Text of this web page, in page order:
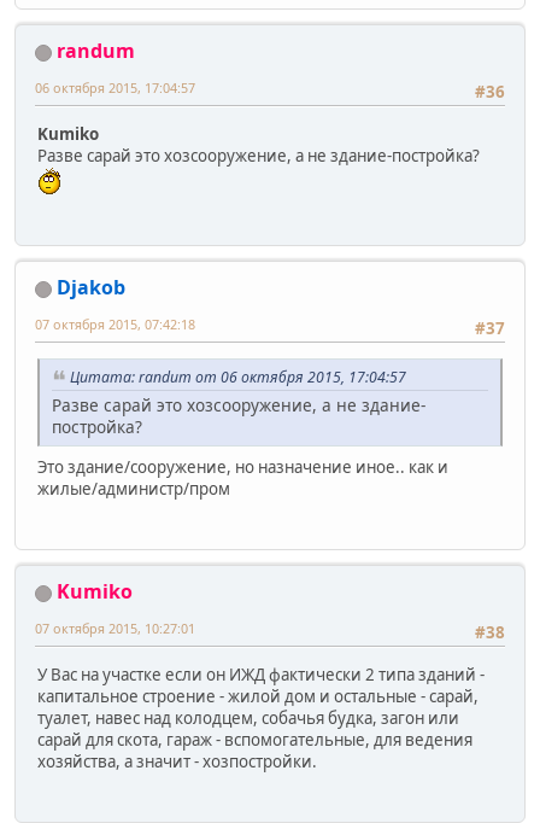
randum
#36
06 октября 2015, 17:04:57
Kumiko
Разве сарай это хозсооружение, а не здание-постройка?
Djakob
#37
07 октября 2015, 07:42:18
Цитата: randum от 06 октября 2015, 17:04:57
Разве сарай это хозсооружение, а не здание-
постройка?
Это здание/сооружение, но назначение иное.. как и
жилые/администр/пром
Kumiko
#38
07 октября 2015, 10:27:01
У Вас на участке если он ИЖД фактически 2 типа зданий -
капитальное строение - жилой дом и остальные - сарай,
туалет, навес над колодцем, собачья будка, загон или
сарай для скота, гараж - вспомогательные, для ведения
хозяйства, а значит - хозпостройки.